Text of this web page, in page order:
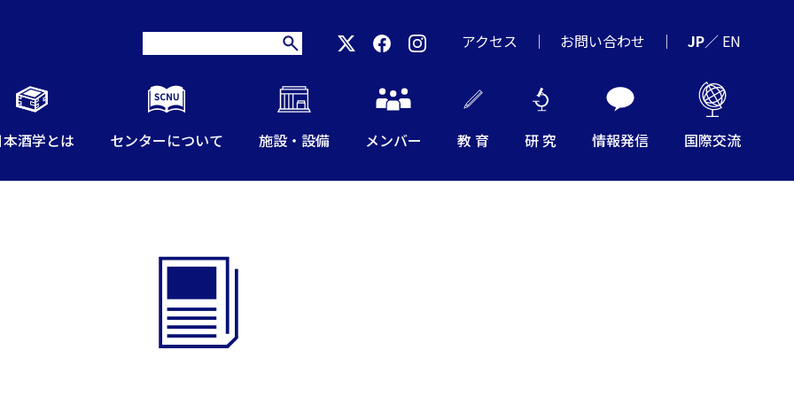
酒学とは センターについて 施設・設備 メンバー 教 育 研 究 情報発信 国際交流
アクセス お問い合わせ JP／ EN